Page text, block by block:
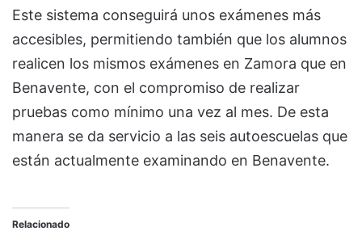
Este sistema conseguirá unos exámenes más
accesibles, permitiendo también que los alumnos
realicen los mismos exámenes en Zamora que en
Benavente, con el compromiso de realizar
pruebas como mínimo una vez al mes. De esta
manera se da servicio a las seis autoescuelas que
están actualmente examinando en Benavente.
Relacionado